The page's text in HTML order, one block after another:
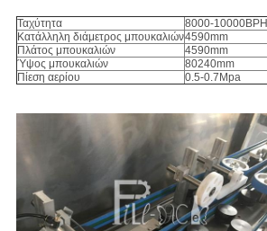
Ταχύτητα
8000-10000BPH
Κατάλληλη διάμετρος μπουκαλιών4590mm
Πλάτος μπουκαλιών
4590mm
Ύψος μπουκαλιών
80240mm
Πίεση αερίου
0.5-0.7Mpa